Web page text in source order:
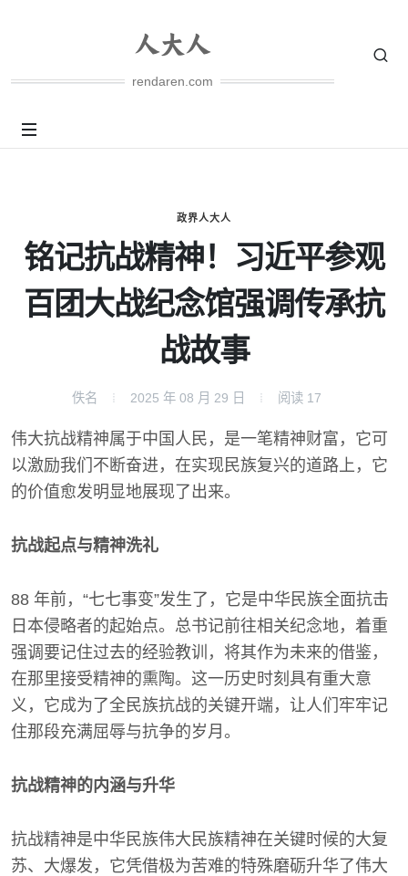
rendaren.com
政界人大人
铭记抗战精神！习近平参观
百团大战纪念馆强调传承抗
战故事
佚名 2025 年 08 月 29 日 阅读 17
伟大抗战精神属于中国人民，是一笔精神财富，它可
以激励我们不断奋进，在实现民族复兴的道路上，它
的价值愈发明显地展现了出来。
抗战起点与精神洗礼
88 年前，“七七事变”发生了，它是中华民族全面抗击
日本侵略者的起始点。总书记前往相关纪念地，着重
强调要记住过去的经验教训，将其作为未来的借鉴，
在那里接受精神的熏陶。这一历史时刻具有重大意
义，它成为了全民族抗战的关键开端，让人们牢牢记
住那段充满屈辱与抗争的岁月。
抗战精神的内涵与升华
抗战精神是中华民族伟大民族精神在关键时候的大复
苏、大爆发，它凭借极为苦难的特殊磨砺升华了伟大